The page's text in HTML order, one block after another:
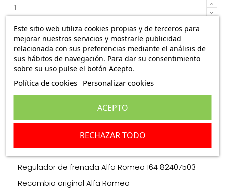
Añadir a la cesta
Descripción
Regulador de frenada Alfa Romeo 164 82407503
Recambio original Alfa Romeo
Este sitio web utiliza cookies propias y de terceros para
mejorar nuestros servicios y mostrarle publicidad
relacionada con sus preferencias mediante el análisis de
sus hábitos de navegación. Para dar su consentimiento
sobre su uso pulse el botón Acepto.
Política de cookies Personalizar cookies
RECHAZAR TODO
ACEPTO